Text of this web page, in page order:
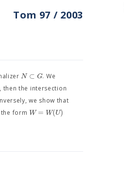
Tom 97 / 2003
N ⊂ G. We
the intersection
we show that
form W = W(U)